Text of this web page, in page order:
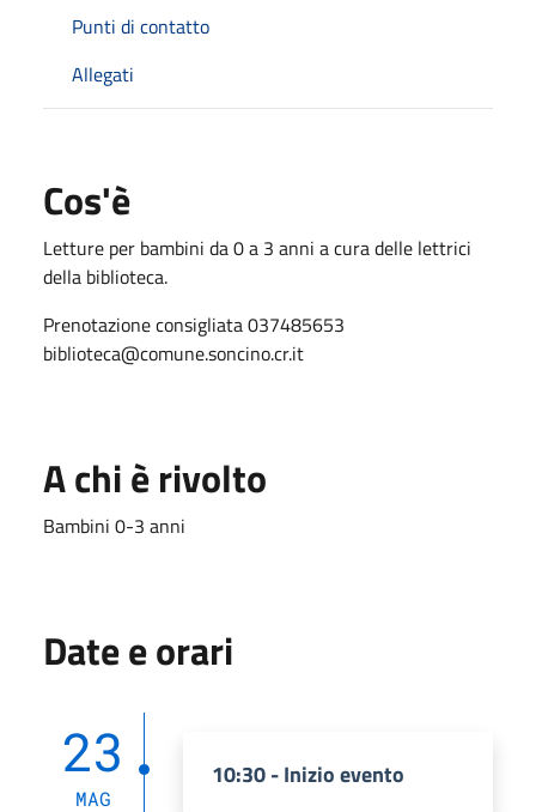
Punti di contatto
Allegati
Cos'è
Letture per bambini da 0 a 3 anni a cura delle lettrici
della biblioteca.
Prenotazione consigliata 037485653
biblioteca@comune.soncino.cr.it
A chi è rivolto
Bambini 0-3 anni
Date e orari
23
MAG
10:30 - Inizio evento